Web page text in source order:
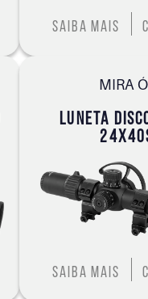
Saiba mais
MIRA
LUNETA
Saiba mais